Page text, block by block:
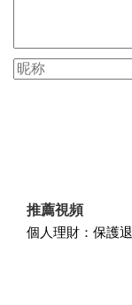
推薦視頻
個人理財：保護